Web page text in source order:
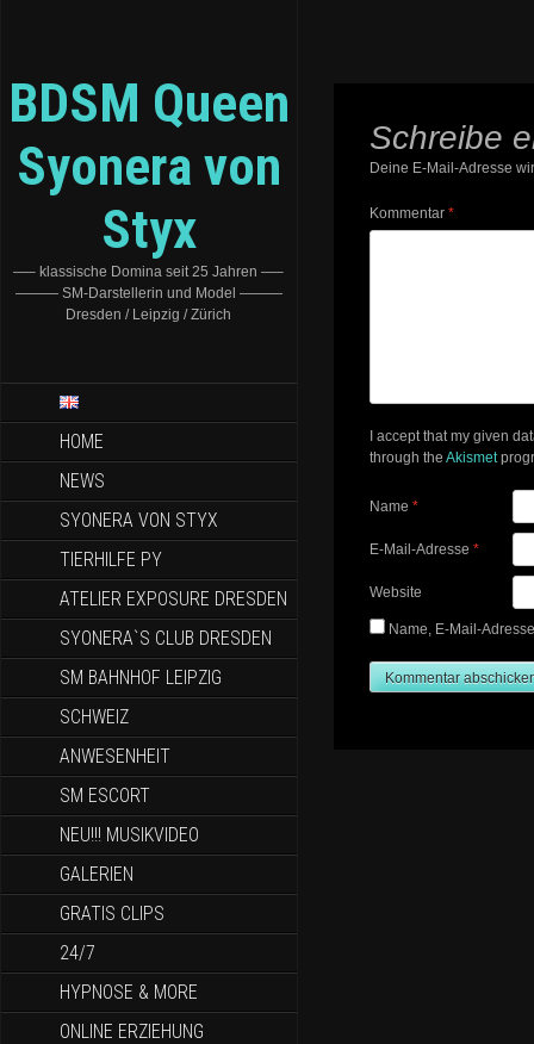
BDSM Queen
Syonera von
Styx
—– klassische Domina seit 25 Jahren —–
——— SM-Darstellerin und Model ———
Dresden / Leipzig / Zürich
HOME
NEWS
SYONERA VON STYX
TIERHILFE PY
ATELIER EXPOSURE DRESDEN
SYONERA`S CLUB DRESDEN
SM BAHNHOF LEIPZIG
SCHWEIZ
ANWESENHEIT
SM ESCORT
NEU!!! MUSIKVIDEO
GALERIEN
GRATIS CLIPS
24/7
HYPNOSE & MORE
ONLINE ERZIEHUNG
Schreibe
Deine E-Mail-Adresse
Kommentar *
I accept that my given
through the Akismet
Name *
E-Mail-Adresse *
Website
Name, E-Mail-